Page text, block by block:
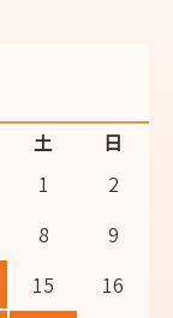
土
日
1
2
8
9
15
16